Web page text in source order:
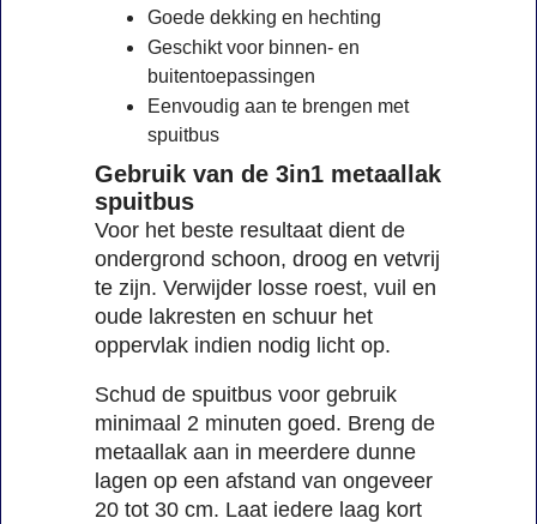
Goede dekking en hechting
Geschikt voor binnen- en
buitentoepassingen
Eenvoudig aan te brengen met
spuitbus
Gebruik van de 3in1 metaallak
spuitbus
Voor het beste resultaat dient de
ondergrond schoon, droog en vetvrij
te zijn. Verwijder losse roest, vuil en
oude lakresten en schuur het
oppervlak indien nodig licht op.
Schud de spuitbus voor gebruik
minimaal 2 minuten goed. Breng de
metaallak aan in meerdere dunne
lagen op een afstand van ongeveer
20 tot 30 cm. Laat iedere laag kort